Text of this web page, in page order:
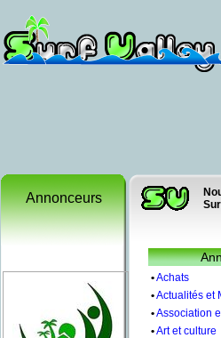
Annonceurs
•Achats
•Actualités et
•Association
•Art et culture